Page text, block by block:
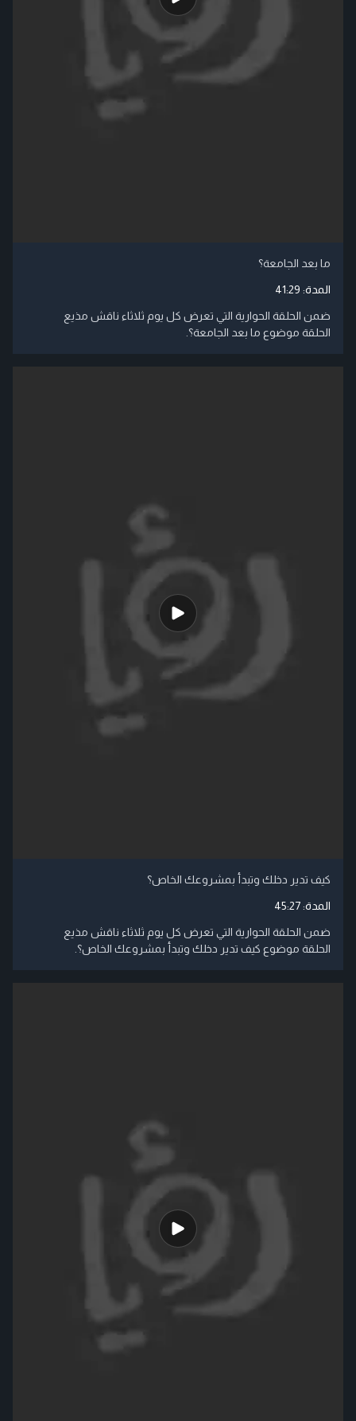
ما بعد الجامعة؟
المدة: 41:29
ضمن الحلقة الحوارية التي تعرض كل يوم ثلاثاء ناقش مذيع
الحلقة موضوع ما بعد الجامعة؟.
كيف تدير دخلك وتبدأ بمشروعك الخاص؟
المدة:45:27
ضمن الحلقة الحوارية التي تعرض كل يوم ثلاثاء ناقش مذيع
الحلقة موضوع كيف تدير دخلك وتبدأ بمشروعك الخاص؟.